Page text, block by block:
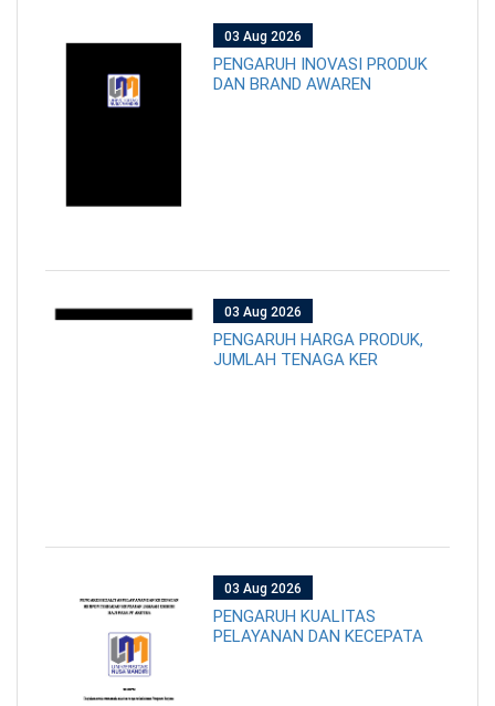
03 Aug 2026
PENGARUH INOVASI PRODUK
DAN BRAND AWAREN
03 Aug 2026
PENGARUH HARGA PRODUK,
JUMLAH TENAGA KER
03 Aug 2026
PENGARUH KUALITAS
PELAYANAN DAN KECEPATA